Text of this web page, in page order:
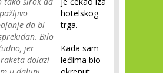
da bi
Bilo
jer
dolazi
hotelskog
trga.
Kada sam
leđima bio